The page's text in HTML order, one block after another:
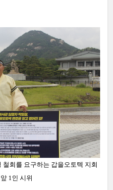
회를 요구하는 갑을오토텍 지회
1인 시위